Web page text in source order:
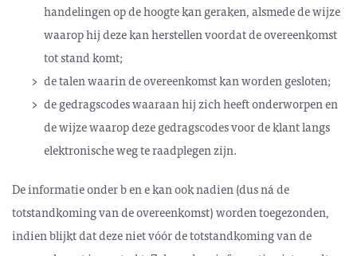
handelingen op de hoogte kan geraken, alsmede de wijze
waarop hij deze kan herstellen voordat de over­eenkomst
tot stand komt;
de talen waarin de overeenkomst kan worden gesloten;
de gedragscodes waaraan hij zich heeft onderworpen en
de wijze waarop deze gedrags­codes voor de klant langs
elektronische weg te raadplegen zijn.
De informatie onder b en e kan ook nadien (dus ná de
totstandkoming van de overeen­komst) worden toegezonden,
indien blijkt dat deze niet vóór de totstandkoming van de